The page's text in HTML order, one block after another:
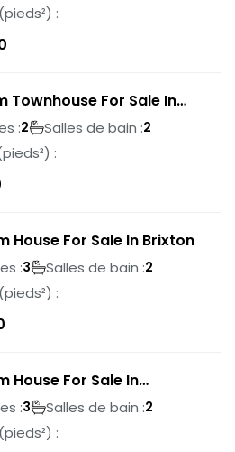
:
Townhouse For Sale In
:2 Salles de bain :2
:
House For Sale In Brixton
:3 Salles de bain :2
:
House For Sale In
:3 Salles de bain :2
: